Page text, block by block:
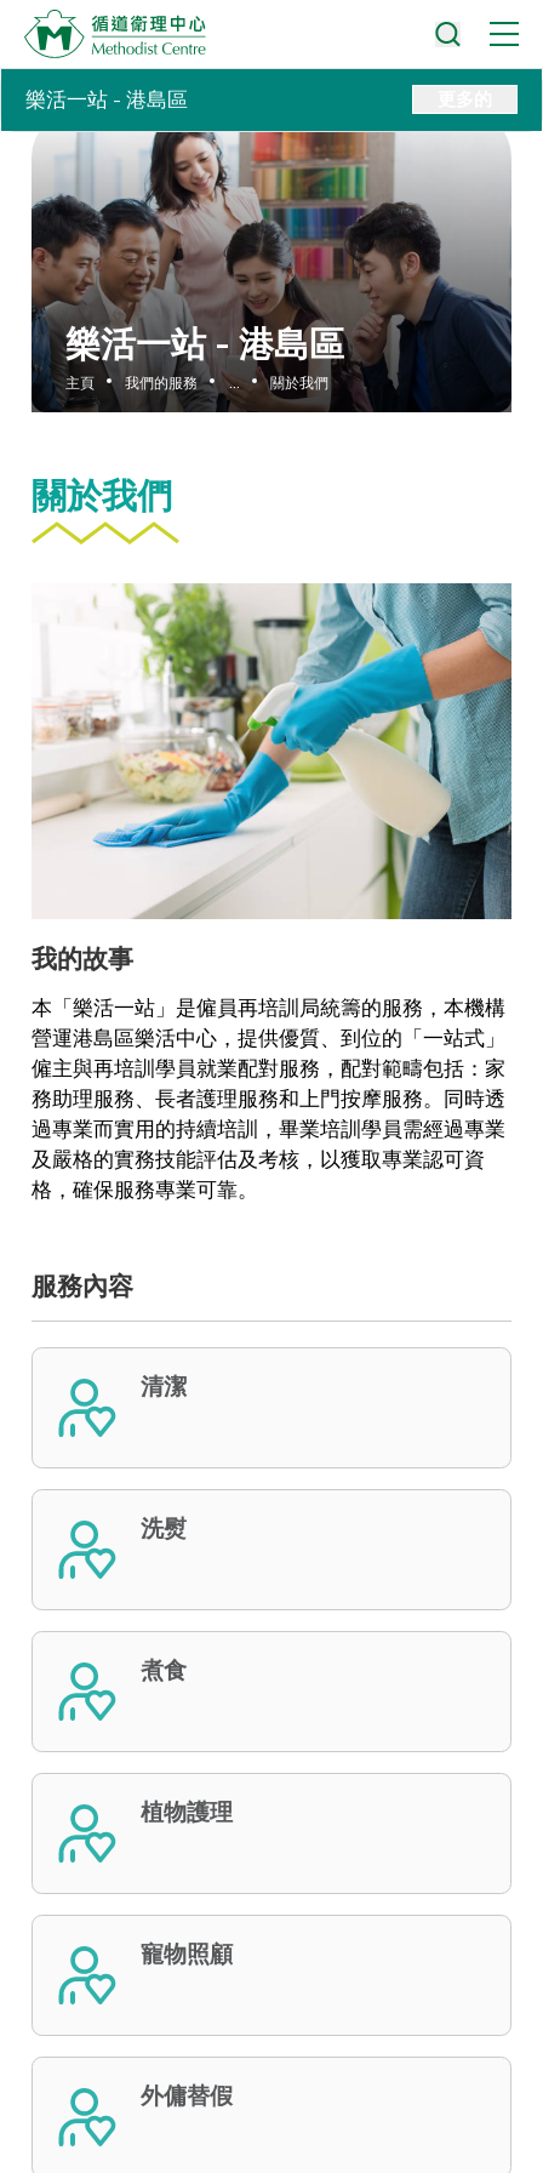
樂活一站 - 港島區
主頁 我們的服務 ... 關於我們
樂活一站 - 港島區
關於我們
我的故事
本「樂活一站」是僱員再培訓局統籌的服務，本機構
營運港島區樂活中心，提供優質、到位的「一站式」
僱主與再培訓學員就業配對服務，配對範疇包括：家
務助理服務、長者護理服務和上門按摩服務。同時透
過專業而實用的持續培訓，畢業培訓學員需經過專業
及嚴格的實務技能評估及考核，以獲取專業認可資
格，確保服務專業可靠。
服務內容
清潔
洗熨
煮食
植物護理
寵物照顧
外傭替假